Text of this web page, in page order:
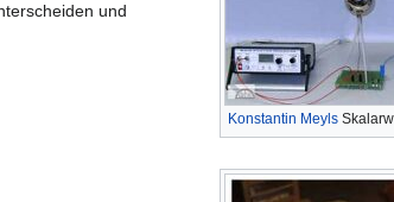
Konstantin Meyls
und